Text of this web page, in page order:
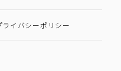
ライバシーポリシー